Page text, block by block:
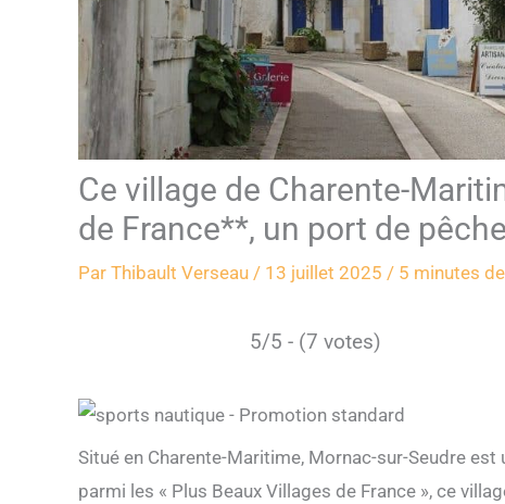
Ce village de Charente-
de France**, un port de
Par Thibault Verseau / 13 juillet 2025 / 5 minutes
5/5 - (7 votes)
Situé en Charente-Maritime, Mornac-sur-Seudre
parmi les « Plus Beaux Villages de France », ce